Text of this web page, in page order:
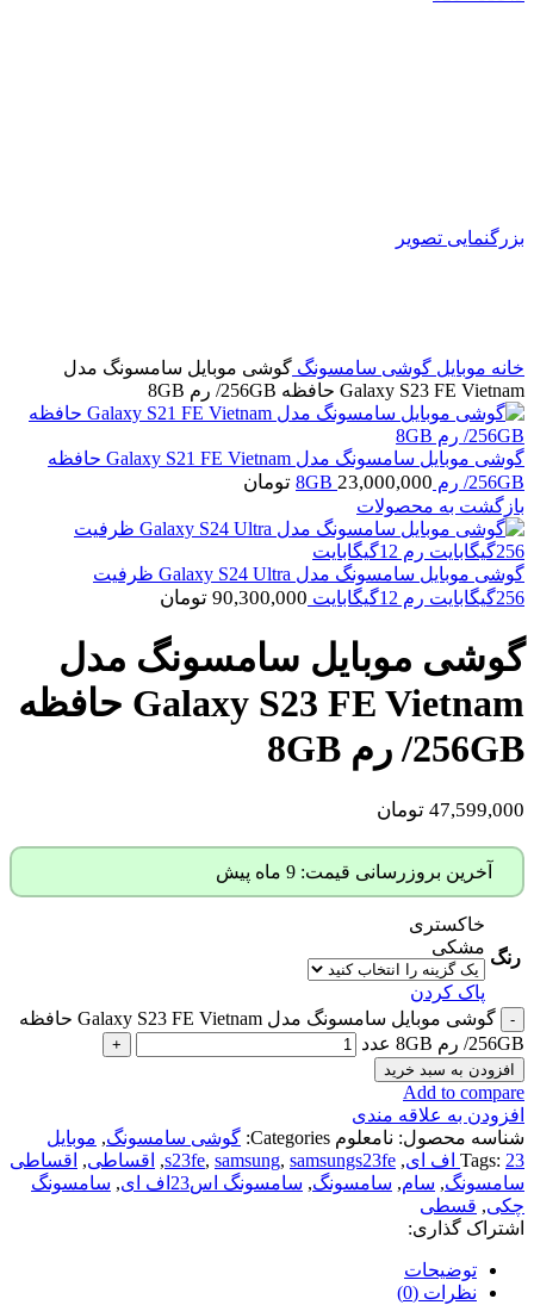
بزرگنمایی تصویر
خانه موبایل گوشی سامسونگ گوشی موبایل سامسونگ مدل
Galaxy S23 FE Vietnam حافظه 256GB/ رم 8GB
گوشی موبایل سامسونگ مدل Galaxy S21 FE Vietnam حافظه
256GB/ رم 8GB
23,000,000 تومان
بازگشت به محصولات
گوشی موبایل سامسونگ مدل Galaxy S24 Ultra ظرفیت
256گیگابایت رم 12گیگابایت
90,300,000 تومان
گوشی موبایل سامسونگ مدل
Galaxy S23 FE Vietnam حافظه
256GB/ رم 8GB
47,599,000 تومان
آخرین بروزرسانی قیمت: 9 ماه پیش
رنگ
خاکستری
مشکی
پاک کردن
گوشی موبایل سامسونگ مدل Galaxy S23 FE Vietnam حافظه
256GB/ رم 8GB عدد
افزودن به سبد خرید
Add to compare
افزودن به علاقه مندی
شناسه محصول: نامعلوم Categories: گوشی سامسونگ, موبایل
Tags: 23 اف ای ,
s23fe, samsung, samsungs23fe
, اقساطی, اقساطی
سامسونگ, سام, سامسونگ, سامسونگ اس23اف ای , سامسونگ
چکی, قسطی
اشتراک گذاری:
توضیحات
نظرات (0)